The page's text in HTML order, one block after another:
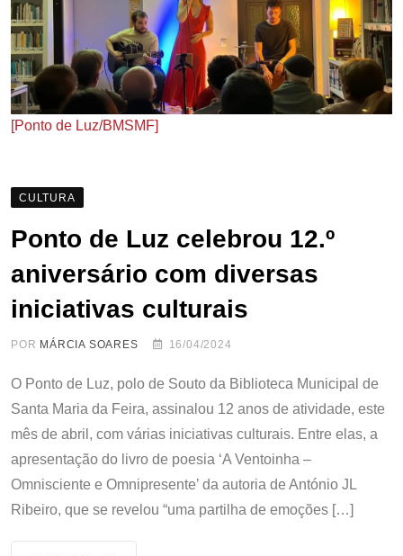
[Ponto de Luz/BMSMF]
CULTURA
Ponto de Luz celebrou 12.º
aniversário com diversas
iniciativas culturais
POR MÁRCIA SOARES 16/04/2024
O Ponto de Luz, polo de Souto da Biblioteca Municipal de
Santa Maria da Feira, assinalou 12 anos de atividade, este
mês de abril, com várias iniciativas culturais. Entre elas, a
apresentação do livro de poesia ‘A Ventoinha –
Omnisciente e Omnipresente’ da autoria de António JL
Ribeiro, que se revelou “uma partilha de emoções […]